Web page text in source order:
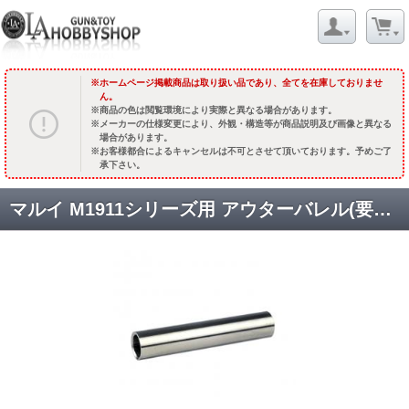
ホームページ掲載商品は取り扱い品であり、全てを在庫しておりませ
ん。
商品の色は閲覧環境により実際と異なる場合があります。
メーカーの仕様変更により、外観・構造等が商品説明及び画像と異なる
場合があります。
お客様都合によるキャンセルは不可とさせて頂いております。予めご了
承下さい。
マルイ M1911シリーズ用 アウターバレル(要チャンバー) / 5inストレート/Night Hawk /ステンレスシルバー [TM-GMP-I11-SS] [品切中.再生産待ち]